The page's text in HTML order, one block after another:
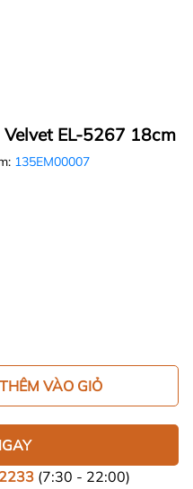
EL-5267 18cm
135EM00007
THÊM VÀO GIỎ
(7:30 - 22:00)